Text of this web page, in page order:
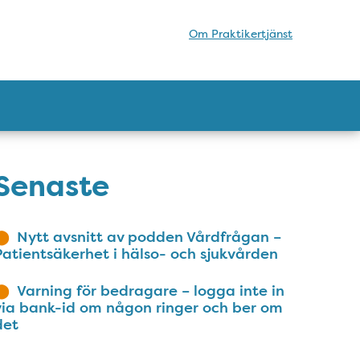
Om Praktikertjänst
Nytt avsnitt av podden Vårdfrågan –
i hälso- och sjukvården
Varning för bedragare – logga inte in
bank-id om någon ringer och ber om